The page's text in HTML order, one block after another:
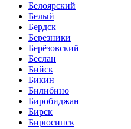
Белоярский
Белый
Бердск
Березники
Берёзовский
Беслан
Бийск
Бикин
Билибино
Биробиджан
Бирск
Бирюсинск